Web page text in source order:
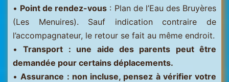
• Point de rendez-vous : Plan de l’Eau des Bruyères
(Les Menuires). Sauf indication contraire de
l’accompagnateur, le retour se fait au même endroit.
•Transport : une aide des parents peut être
demandée pour certains déplacements.
•Assurance : non incluse, pensez à vérifier votre